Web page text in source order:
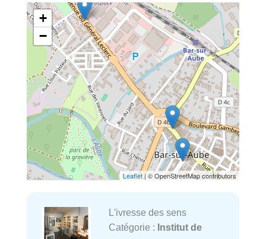
+
−
Leaflet| © OpenStreetMap contributors
L'ivresse des sens
Catégorie : Institut de